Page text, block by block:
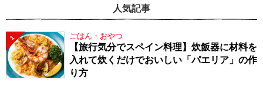
人気記事
1 ごはん・おやつ
【旅行気分でスペイン料理】炊飯器に材料を
入れて炊くだけでおいしい「パエリア」の作
り方